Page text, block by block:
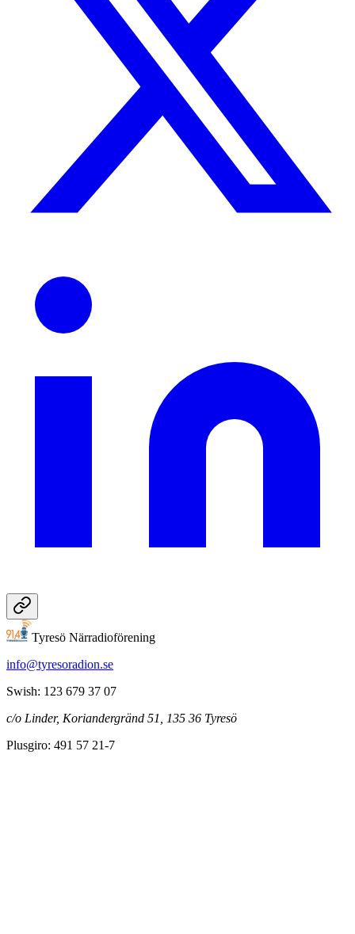
Tyresö Närradioförening
info@tyresoradion.se
Swish: 123 679 37 07
c/o Linder, Koriandergränd 51, 135 36 Tyresö
Plusgiro: 491 57 21-7